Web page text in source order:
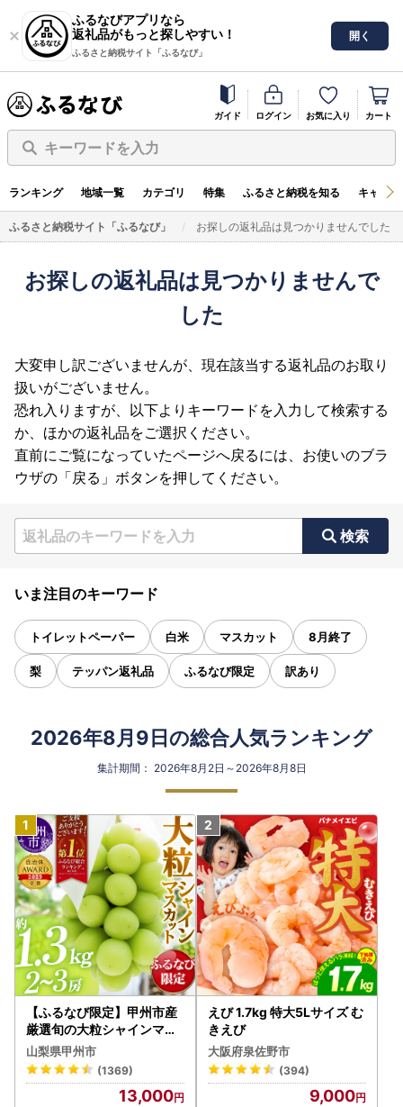
ふるなびアプリなら
返礼品がもっと探しやすい！
ふるさと納税サイト「ふるなび」
開く
ガイド ログイン お気に入り カート
キーワードを入力
ランキング 地域一覧 カテゴリ 特集 ふるさと納税を知る キャン
ふるさと納税サイト「ふるなび」 お探しの返礼品は見つかりませんでした
お探しの返礼品は見つかりませんで
した
大変申し訳ございませんが、現在該当する返礼品のお取り
扱いがございません。
恐れ入りますが、以下よりキーワードを入力して検索する
か、ほかの返礼品をご選択ください。
直前にご覧になっていたページへ戻るには、お使いのブラ
ウザの「戻る」ボタンを押してください。
検索
いま注目のキーワード
トイレットペーパー 白米 マスカット 8月終了
梨 テッパン返礼品 ふるなび限定 訳あり
2026年8月9日の総合人気ランキング
集計期間： 2026年8月2日～2026年8月8日
【ふるなび限定】甲州市産
厳選旬の大粒シャインマス
カット 約1.3kg 2～3房【2
026年発送】（MG）B12-
472 FN-Limited-VO シャ
インマスカット フルーツ
山梨県甲州市
(1369)
13,000
えび 1.7kg 特大5Lサイズ む
きえび
大阪府泉佐野市
(394)
9,000